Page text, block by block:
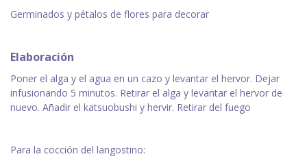
Germinados y pétalos de flores para decorar
Elaboración
Poner el alga y el agua en un cazo y levantar el hervor. Dejar
infusionando 5 minutos. Retirar el alga y levantar el hervor de
nuevo. Añadir el katsuobushi y hervir. Retirar del fuego
Para la cocción del langostino: